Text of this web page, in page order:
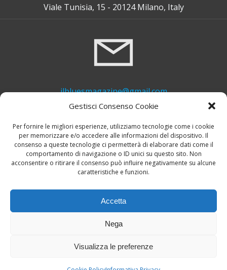
Gestisci Consenso Cookie
Per fornire le migliori esperienze, utilizziamo tecnologie come i cookie
per memorizzare e/o accedere alle informazioni del dispositivo. Il
consenso a queste tecnologie ci permetterà di elaborare dati come il
comportamento di navigazione o ID unici su questo sito. Non
acconsentire o ritirare il consenso può influire negativamente su alcune
caratteristiche e funzioni.
Accetta
Nega
Visualizza le preferenze
Viale Tunisia, 15 - 20124 Milano, Italy
ilbluesmagazine@gmail.com
+39 339 748 6635
© 2026 Il Blues Magazine. Powered by